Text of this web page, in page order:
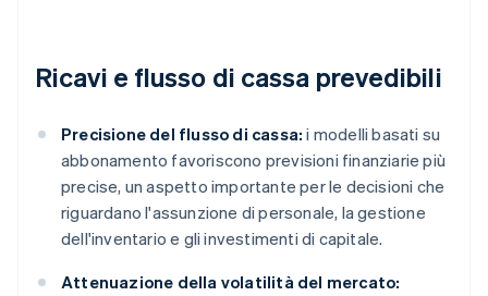
Ricavi e flusso di cassa prevedibili
Precisione del flusso di cassa: i modelli basati su
abbonamento favoriscono previsioni finanziarie più
precise, un aspetto importante per le decisioni che
riguardano l'assunzione di personale, la gestione
dell'inventario e gli investimenti di capitale.
Attenuazione della volatilità del mercato: